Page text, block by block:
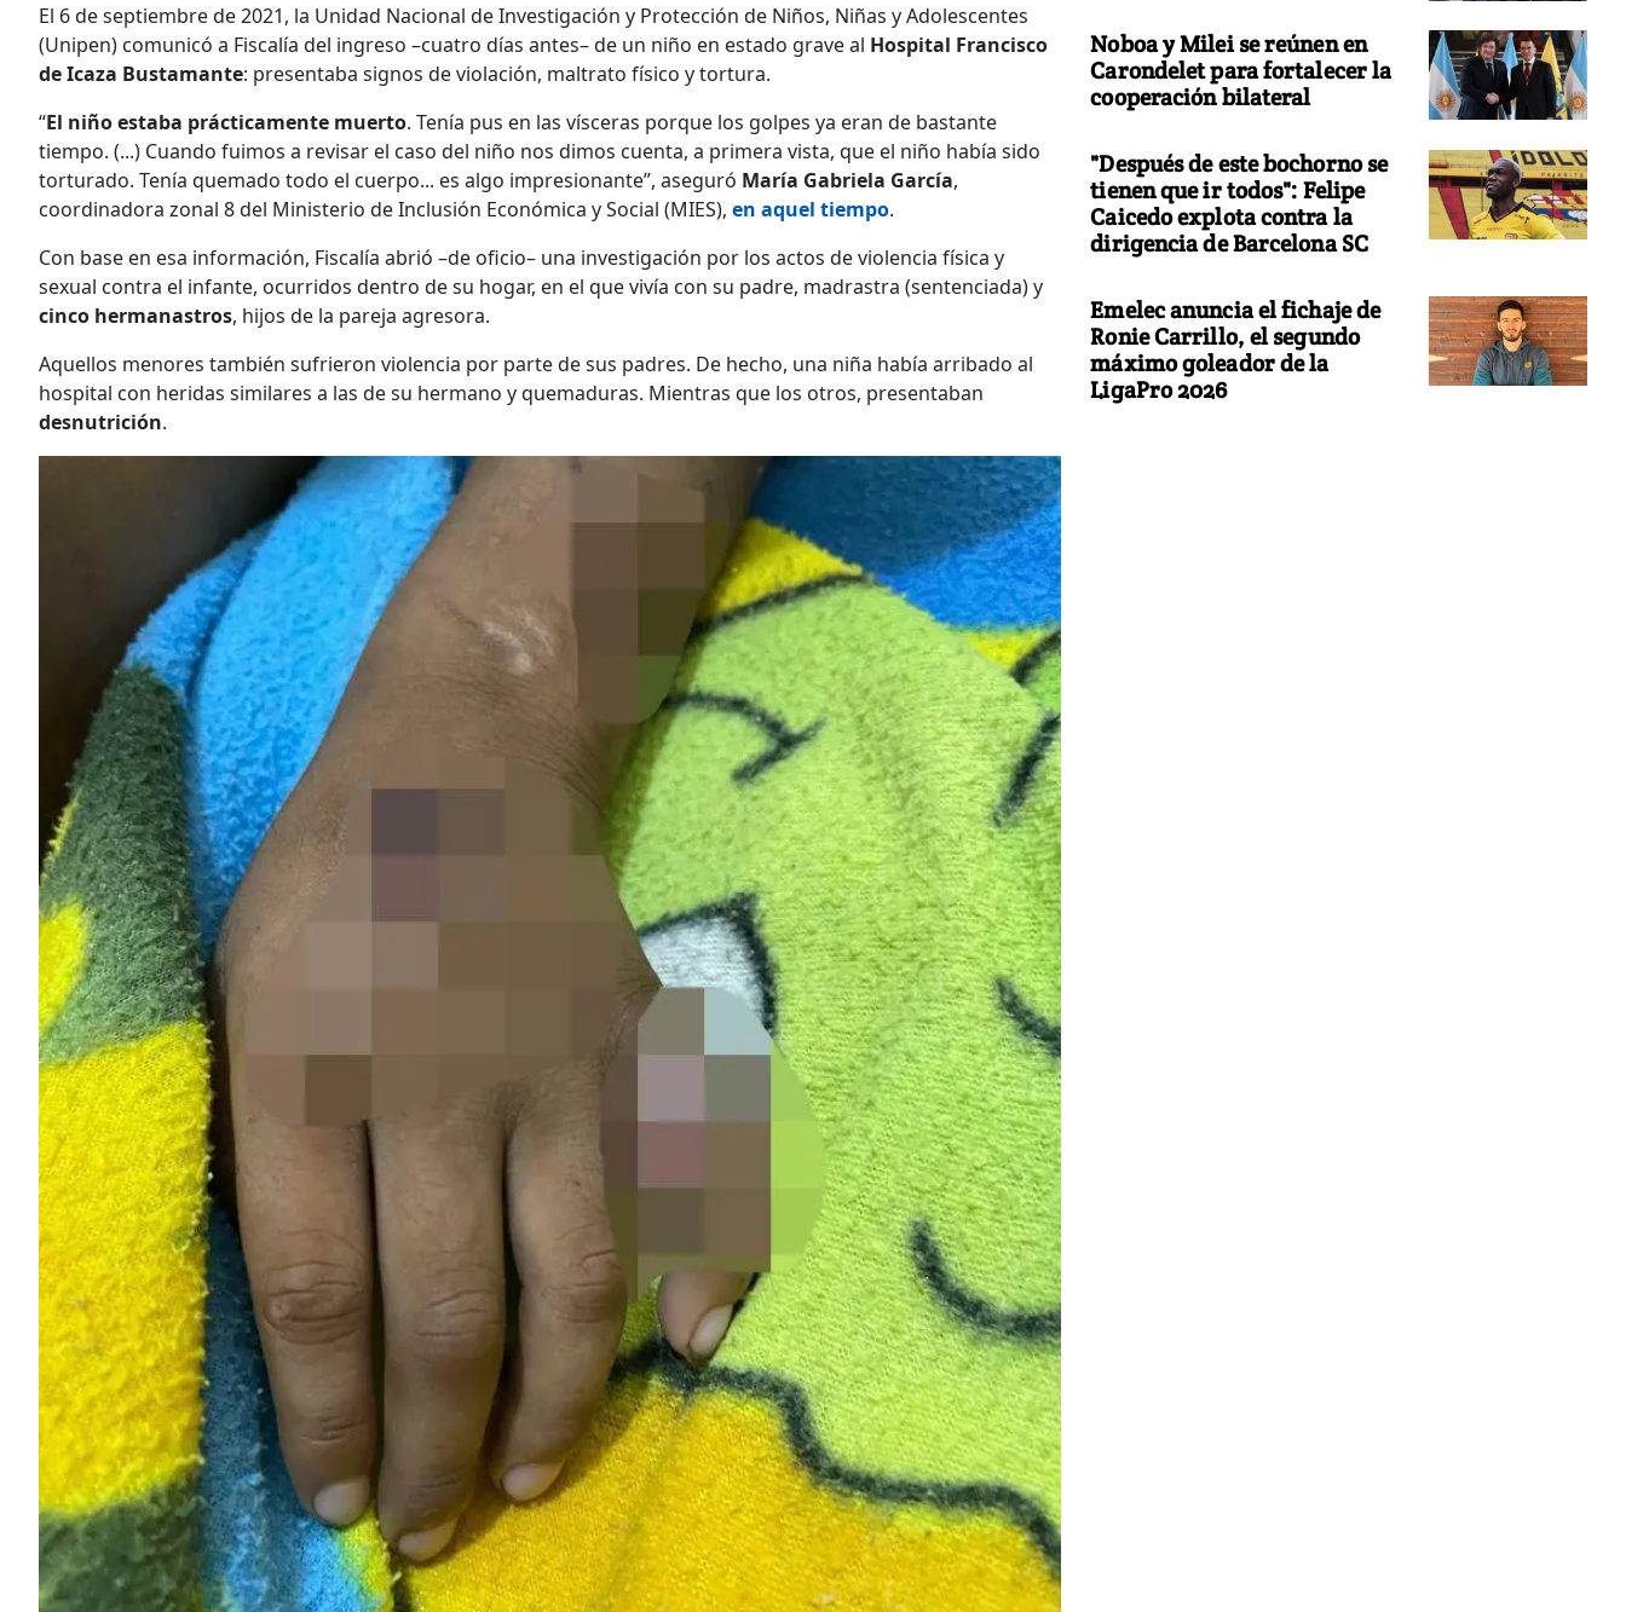
El 6 de septiembre de 2021, la Unidad Nacional de Investigación y Protección de Niños, Niñas y Adolescentes
(Unipen) comunicó a Fiscalía del ingreso –cuatro días antes– de un niño en estado grave al Hospital Francisco
de Icaza Bustamante: presentaba signos de violación, maltrato físico y tortura.
“El niño estaba prácticamente muerto. Tenía pus en las vísceras porque los golpes ya eran de bastante
tiempo. (...) Cuando fuimos a revisar el caso del niño nos dimos cuenta, a primera vista, que el niño había sido
torturado. Tenía quemado todo el cuerpo... es algo impresionante”, aseguró María Gabriela García,
coordinadora zonal 8 del Ministerio de Inclusión Económica y Social (MIES), en aquel tiempo.
Con base en esa información, Fiscalía abrió –de oficio– una investigación por los actos de violencia física y
sexual contra el infante, ocurridos dentro de su hogar, en el que vivía con su padre, madrastra (sentenciada) y
cinco hermanastros, hijos de la pareja agresora.
Aquellos menores también sufrieron violencia por parte de sus padres. De hecho, una niña había arribado al
hospital con heridas similares a las de su hermano y quemaduras. Mientras que los otros, presentaban
desnutrición.
Noboa y Milei se reúnen en
Carondelet para fortalecer la
cooperación bilateral
"Después de este bochorno se
tienen que ir todos": Felipe
Caicedo explota contra la
dirigencia de Barcelona SC
Emelec anuncia el fichaje de
Ronie Carrillo, el segundo
máximo goleador de la
LigaPro 2026